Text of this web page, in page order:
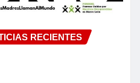
RECIENTES